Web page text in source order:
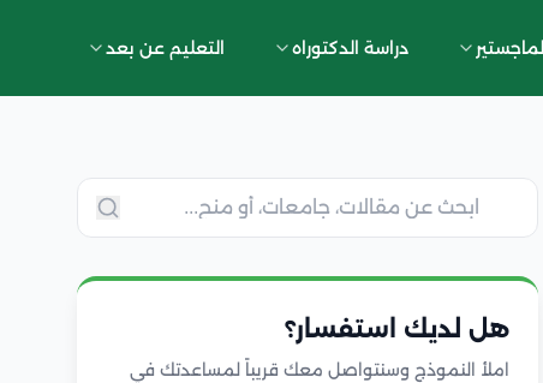
دراسة الدكتوراه التعليم عن بعد
هل لديك استفسار؟
املأ النموذج وسنتواصل معك قريباً لمساعدتك في